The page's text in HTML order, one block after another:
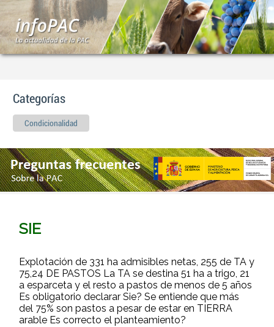
SIE
Explotación de 331 ha admisibles netas, 255 de TA y
75,24 DE PASTOS La TA se destina 51 ha a trigo, 21
a esparceta y el resto a pastos de menos de 5 años
Es obligatorio declarar Sie? Se entiende que más
del 75% son pastos a pesar de estar en TIERRA
arable Es correcto el planteamiento?
Categorías
Condicionalidad